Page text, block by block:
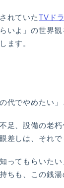
れていたTVド
いよ」の世界
ます。
代でやめたい」
足、設備の老
差しは、それ
ってもらいた
ちも、この銭湯